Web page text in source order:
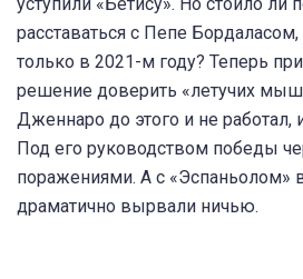
расставаться с Пепе Бордаласом,
только в 2021-м году? Теперь
решение доверить «летучих
Дженнаро до этого и не работал,
Под его руководством победы
поражениями. А с «Эспаньолом»
драматично вырвали ничью.